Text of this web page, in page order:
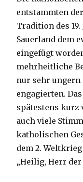
entstammten
Tradition des
Sauerland dem
eingefügt
mehrheitliche
nur sehr ungern
engagierten.
spätestens kurz
auch viele
katholischen
dem 2.
„Heilig, Herr der